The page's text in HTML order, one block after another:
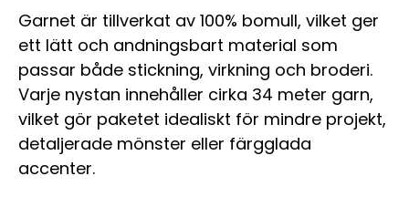
Garnet är tillverkat av 100% bomull, vilket ger
ett lätt och andningsbart material som
passar både stickning, virkning och broderi.
Varje nystan innehåller cirka 34 meter garn,
vilket gör paketet idealiskt för mindre projekt,
detaljerade mönster eller färgglada
accenter.